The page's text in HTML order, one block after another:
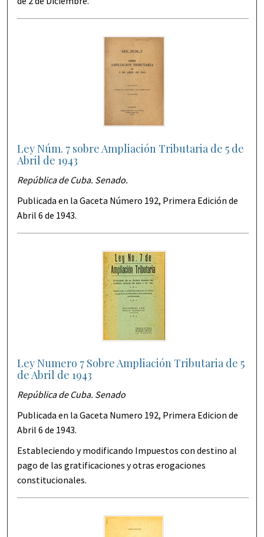
Ley Núm. 7 sobre Ampliación Tributaria de 5 de
Abril de 1943
República de Cuba. Senado.
Publicada en la Gaceta Número 192, Primera Edición de
Abril 6 de 1943.
Ley Numero 7 Sobre Ampliación Tributaria de 5
de Abril de 1943
República de Cuba. Senado
Publicada en la Gaceta Numero 192, Primera Edicion de
Abril 6 de 1943.
Estableciendo y modificando Impuestos con destino al
pago de las gratificaciones y otras erogaciones
constitucionales.